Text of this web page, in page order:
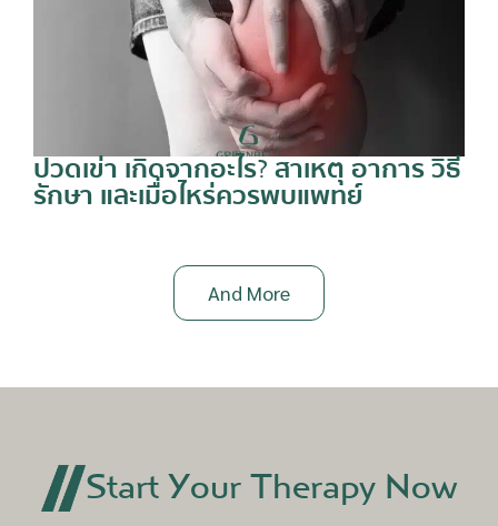
ปวดเข่า เกิดจากอะไร? สาเหตุ อาการ วิธี
รักษา และเมื่อไหร่ควรพบแพทย์
And More
Start Your Therapy Now